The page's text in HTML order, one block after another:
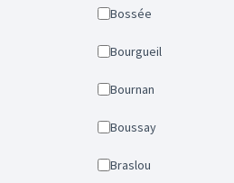
Bossée
Bourgueil
Bournan
Boussay
Braslou